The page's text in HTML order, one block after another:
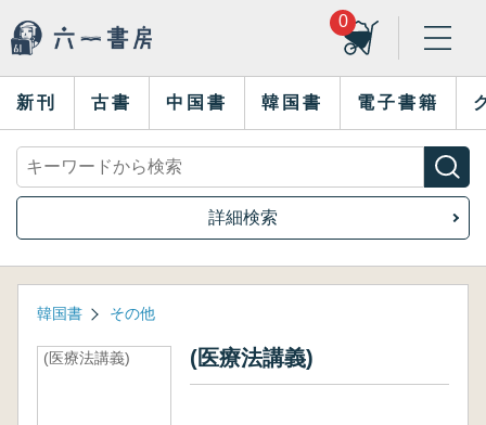
0
新刊 古書 中国書 韓国書 電子書籍
詳細検索
韓国書 その他
(医療法講義) (医療法講義)